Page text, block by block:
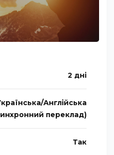
2 дні
Англійська
переклад)
Так